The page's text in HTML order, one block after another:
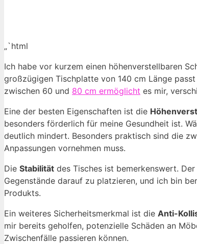
„`html
Ich habe vor kurzem einen höhenverstellbaren
großzügigen Tischplatte von 140 cm Länge
zwischen 60 und 80 cm ermöglicht es mir,
Eine der besten Eigenschaften ist die
besonders förderlich für meine Gesundheit ist.
deutlich mindert. Besonders praktisch sind die
Anpassungen vornehmen muss.
Die Stabilität des Tisches ist bemerkenswert.
Gegenstände darauf zu platzieren, und ich bin
Produkts.
Ein weiteres Sicherheitsmerkmal ist die Anti-
mir bereits geholfen, potenzielle Schäden an
Zwischenfälle passieren können.